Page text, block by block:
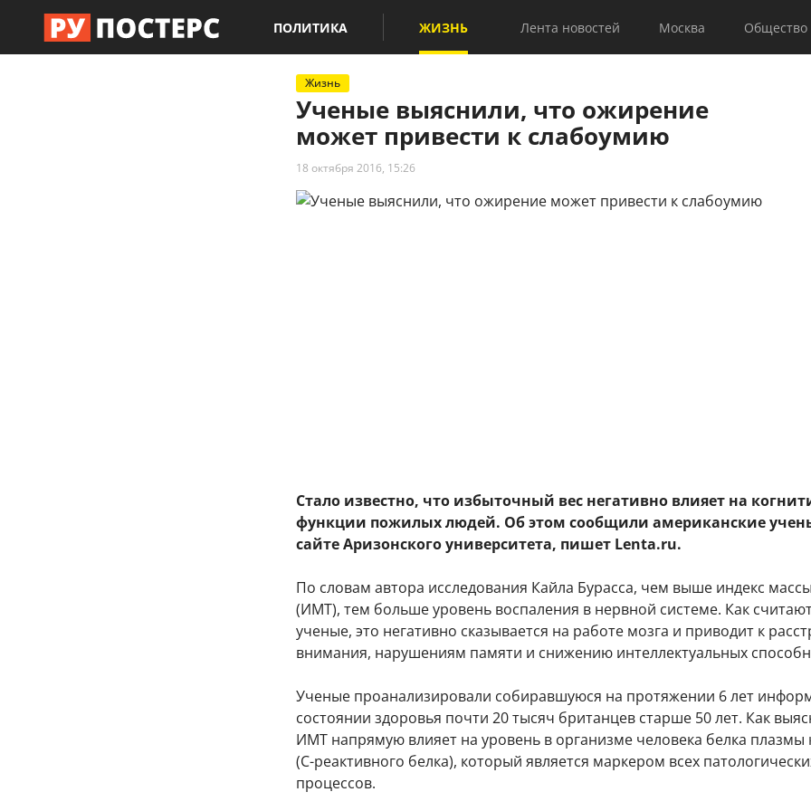
ПОЛИТИКА ЖИЗНЬ Лента новостей Москва Общество
Жизнь
Ученые выяснили, что ожирение
может привести к слабоумию
18 октября 2016, 15:26
Стало известно, что избыточный вес негативно влияет на
функции пожилых людей. Об этом сообщили американские
сайте Аризонского университета, пишет Lenta.ru.
По словам автора исследования Кайла Бурасса, чем выше индекс
(ИМТ), тем больше уровень воспаления в нервной системе. Как
ученые, это негативно сказывается на работе мозга и приводит к
внимания, нарушениям памяти и снижению интеллектуальных
Ученые проанализировали собиравшуюся на протяжении 6 лет
состоянии здоровья почти 20 тысяч британцев старше 50 лет. Как
ИМТ напрямую влияет на уровень в организме человека белка плазмы
(С-реактивного белка), который является маркером всех
процессов.